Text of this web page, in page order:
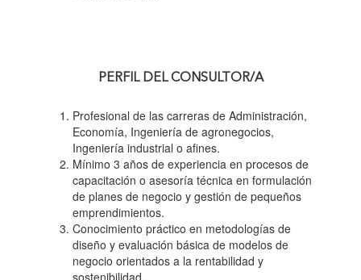
PERFIL DEL CONSULTOR/A
Profesional de las carreras de Administración,
Economía, Ingeniería de agronegocios,
Ingeniería industrial o afines.
Mínimo 3 años de experiencia en procesos de
capacitación o asesoría técnica en formulación
de planes de negocio y gestión de pequeños
emprendimientos.
Conocimiento práctico en metodologías de
diseño y evaluación básica de modelos de
negocio orientados a la rentabilidad y
sostenibilidad.